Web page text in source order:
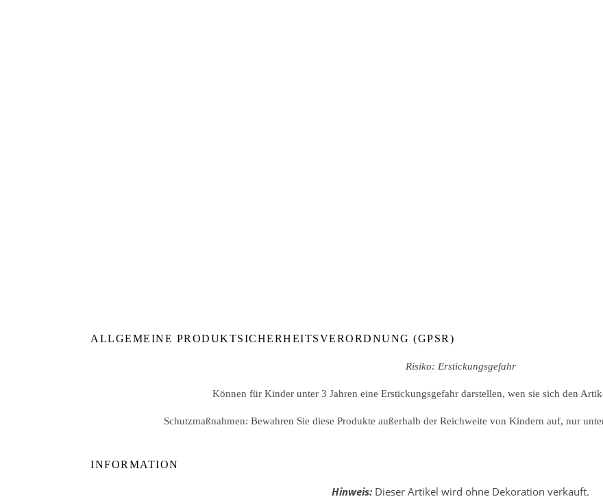
ALLGEMEINE PRODUKTSICHERHEITSVERORDNUNG (GPSR)
Risiko: Erstickungsgefahr
Können für Kinder unter 3 Jahren eine Erstickungsgefahr darstellen, wen sie sich den
Schutzmaßnahmen: Bewahren Sie diese Produkte außerhalb der Reichweite von Kindern auf, nur
INFORMATION
Hinweis: Dieser Artikel wird ohne Dekoration verkauft.